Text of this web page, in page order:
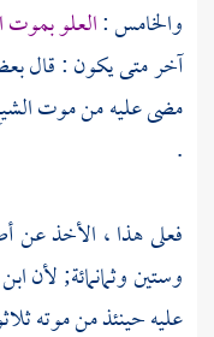
والخامس :العلو بموت
آخر متى يكون : قال
مضى عليه من موت
.
فعلى هذا ، الأخذ
وستين وثمانمائة; لأن
عليه حينئذ من موته